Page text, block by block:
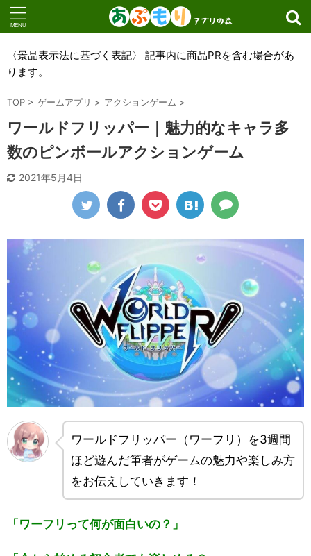
〈景品表示法に基づく表記〉 記事内に商品PRを含む場合があ
ります。
TOP > ゲームアプリ > アクションゲーム >
ワールドフリッパー｜魅力的なキャラ多
数のピンボールアクションゲーム
2021年5月4日
ワールドフリッパー（ワーフリ）を3週間
ほど遊んだ筆者がゲームの魅力や楽しみ方
をお伝えしていきます！
「ワーフリって何が面白いの？」